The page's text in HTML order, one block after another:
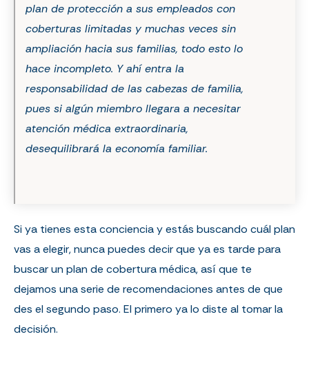
plan de protección a sus empleados con
coberturas limitadas y muchas veces sin
ampliación hacia sus familias, todo esto lo
hace incompleto. Y ahí entra la
responsabilidad de las cabezas de familia,
pues si algún miembro llegara a necesitar
atención médica extraordinaria,
desequilibrará la economía familiar.
Si ya tienes esta conciencia y estás buscando cuál plan
vas a elegir, nunca puedes decir que ya es tarde para
buscar un plan de cobertura médica, así que te
dejamos una serie de recomendaciones antes de que
des el segundo paso. El primero ya lo diste al tomar la
decisión.